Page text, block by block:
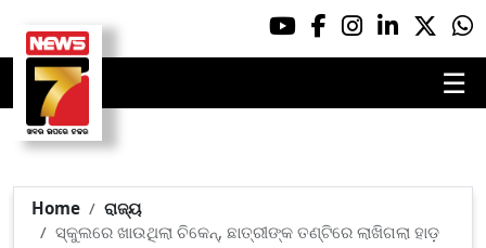
☰
Home
ରାଜ୍ୟ
ସ୍କୁଲରେ ଖାଉଥିଲା ଚିକେନ୍, ଛାତ୍ରୀଙ୍କ ତଣ୍ଟିରେ ଲାଖିଗଲା ହାଡ଼